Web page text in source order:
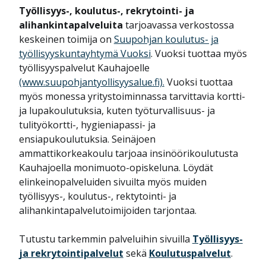
Työllisyys-, koulutus-, rekrytointi- ja
alihankintapalveluita tarjoavassa verkostossa
keskeinen toimija on Suupohjan koulutus- ja
työllisyyskuntayhtymä Vuoksi. Vuoksi tuottaa myös
työllisyyspalvelut Kauhajoelle
(www.suupohjantyollisyysalue.fi). Vuoksi tuottaa
myös monessa yritystoiminnassa tarvittavia kortti-
ja lupakoulutuksia, kuten työturvallisuus- ja
tulityökortti-, hygieniapassi- ja
ensiapukoulutuksia. Seinäjoen
ammattikorkeakoulu tarjoaa insinöörikoulutusta
Kauhajoella monimuoto-opiskeluna. Löydät
elinkeinopalveluiden sivuilta myös muiden
työllisyys-, koulutus-, rektytointi- ja
alihankintapalvelutoimijoiden tarjontaa.
Tutustu tarkemmin palveluihin sivuilla Työllisyys-
ja rekrytointipalvelut sekä Koulutuspalvelut.